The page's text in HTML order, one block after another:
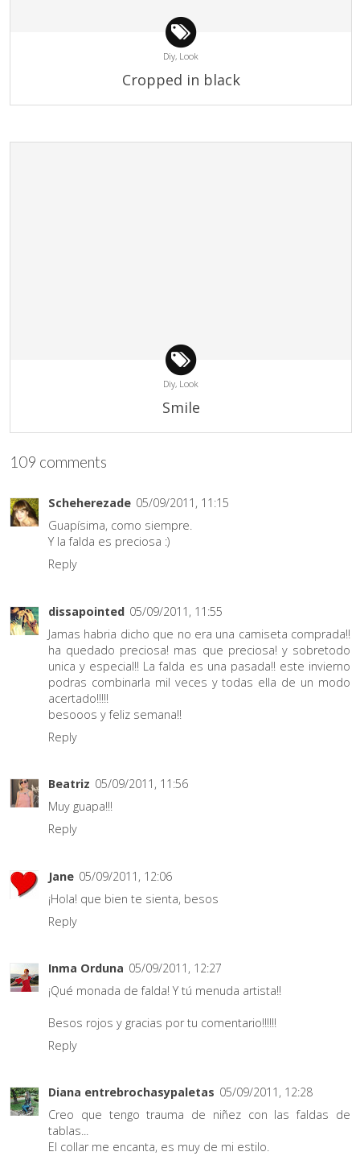
Diy, Look
Cropped in black
Diy, Look
Smile
109 comments
Scheherezade 05/09/2011, 11:15
Guapísima, como siempre.
Y la falda es preciosa :)
Reply
dissapointed 05/09/2011, 11:55
Jamas habria dicho que no era una camiseta comprada!!
ha quedado preciosa! mas que preciosa! y sobretodo
unica y especial!! La falda es una pasada!! este invierno
podras combinarla mil veces y todas ella de un modo
acertado!!!!!
besooos y feliz semana!!
Reply
Beatriz 05/09/2011, 11:56
Muy guapa!!!
Reply
Jane 05/09/2011, 12:06
¡Hola! que bien te sienta, besos
Reply
Inma Orduna 05/09/2011, 12:27
¡Qué monada de falda! Y tú menuda artista!!
Besos rojos y gracias por tu comentario!!!!!!
Reply
Diana entrebrochasypaletas 05/09/2011, 12:28
Creo que tengo trauma de niñez con las faldas de
tablas...
El collar me encanta, es muy de mi estilo.